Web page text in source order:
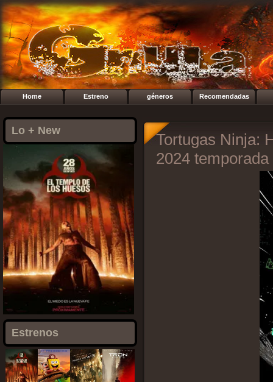
Home Estreno géneros Recomendadas
Lo + New
Estrenos
Tortugas Ninja:
2024 temporada